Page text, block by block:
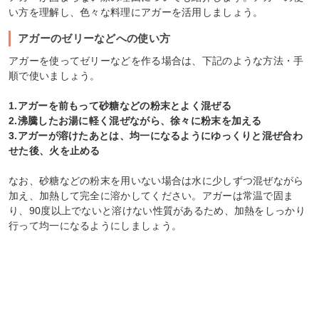
い方を理解し、色々な料理にアガーを活用しましょう。
アガーのゼリーなどへの使い方
アガーを使ってゼリーなどを作る場合は、下記のような方法・手
順で使いましょう。
1.アガーを前もって砂糖などの粉末とよく混ぜる
2.沸騰したお湯に軽く混ぜながら、徐々に粉末を加える
3.アガーが溶けたあとは、均一になるようにゆっくりと混ぜ合わ
せた後、火を止める
なお、砂糖などの粉末を用いない場合は水に少しずつ混ぜながら
加え、加熱して完全に溶かしてください。アガーは常温で固ま
り、90度以上でないと溶けない性質があるため、加熱をしっかり
行って均一になるようにしましょう。